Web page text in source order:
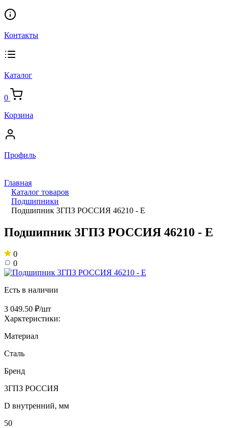
Контакты
Каталог
0
Корзина
Профиль
Главная
Каталог товаров
Подшипники
Подшипник 3ГПЗ РОССИЯ 46210 - Е
Подшипник 3ГПЗ РОССИЯ 46210 - Е
0
0
Есть в наличии
3 049.50 ₽/шт
Харктеристики:
Материал
Сталь
Бренд
3ГПЗ РОССИЯ
D внутренний, мм
50